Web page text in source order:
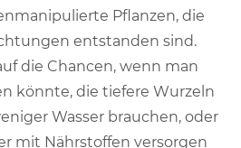
Pflanzen, die
entstanden sind.
die Chancen, wenn man
könnte, die tiefere Wurzeln
Wasser brauchen, oder
mit Nährstoffen versorgen